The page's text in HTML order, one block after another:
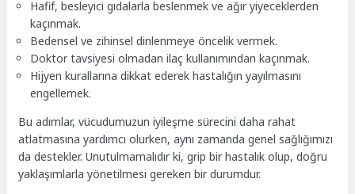
Hafif, besleyici gıdalarla beslenmek ve ağır yiyeceklerden
kaçınmak.
Bedensel ve zihinsel dinlenmeye öncelik vermek.
Doktor tavsiyesi olmadan ilaç kullanımından kaçınmak.
Hijyen kurallarına dikkat ederek hastalığın yayılmasını
engellemek.
Bu adımlar, vücudumuzun iyileşme sürecini daha rahat
atlatmasına yardımcı olurken, aynı zamanda genel sağlığımızı
da destekler. Unutulmamalıdır ki, grip bir hastalık olup, doğru
yaklaşımlarla yönetilmesi gereken bir durumdur.